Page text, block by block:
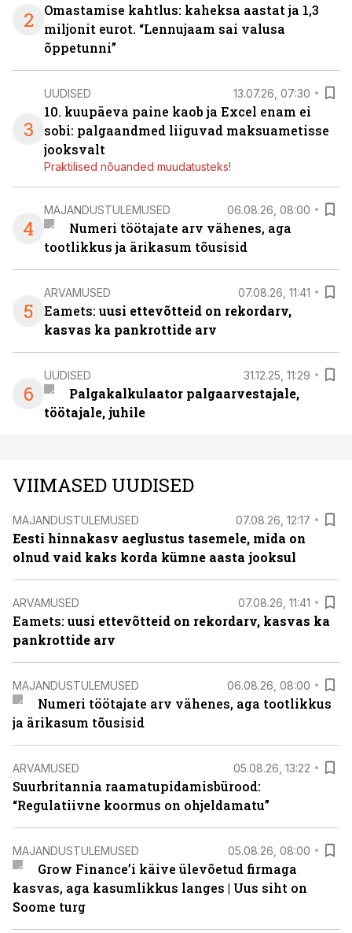
2
Omastamise kahtlus: kaheksa aastat ja 1,3
miljonit eurot. “Lennujaam sai valusa
õppetunni”
3
UUDISED 13.07.26, 07:30
10. kuupäeva paine kaob ja Excel enam ei
sobi: palgaandmed liiguvad maksuametisse
jooksvalt
Praktilised nõuanded muudatusteks!
4
MAJANDUSTULEMUSED 06.08.26, 08:00
Numeri töötajate arv vähenes, aga
tootlikkus ja ärikasum tõusisid
5
ARVAMUSED 07.08.26, 11:41
Eamets: uusi ettevõtteid on rekordarv,
kasvas ka pankrottide arv
6
UUDISED 31.12.25, 11:29
Palgakalkulaator palgaarvestajale,
töötajale, juhile
VIIMASED UUDISED
MAJANDUSTULEMUSED 07.08.26, 12:17
Eesti hinnakasv aeglustus tasemele, mida on
olnud vaid kaks korda kümne aasta jooksul
ARVAMUSED 07.08.26, 11:41
Eamets: uusi ettevõtteid on rekordarv, kasvas ka
pankrottide arv
MAJANDUSTULEMUSED 06.08.26, 08:00
Numeri töötajate arv vähenes, aga tootlikkus
ja ärikasum tõusisid
ARVAMUSED 05.08.26, 13:22
Suurbritannia raamatupidamisbürood:
“Regulatiivne koormus on ohjeldamatu”
MAJANDUSTULEMUSED 05.08.26, 08:00
Grow Finance’i käive ülevõetud firmaga
kasvas, aga kasumlikkus langes | Uus siht on
Soome turg